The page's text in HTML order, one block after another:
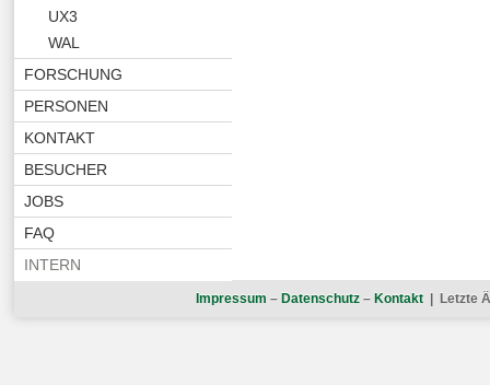
UX3
WAL
FORSCHUNG
PERSONEN
KONTAKT
BESUCHER
JOBS
FAQ
INTERN
Impressum – Datenschutz– Kontakt| Letzte